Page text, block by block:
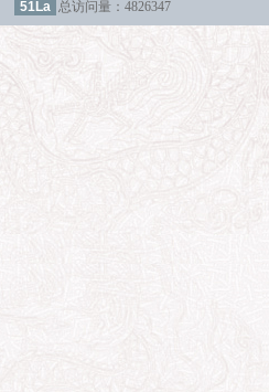
51La 总访问量：4826347